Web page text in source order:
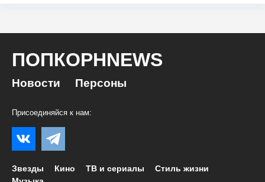
ПОПКОРНNEWS
Новости Персоны
Присоединяйся к нам:
Звезды Кино ТВ и сериалы
Стиль жизни